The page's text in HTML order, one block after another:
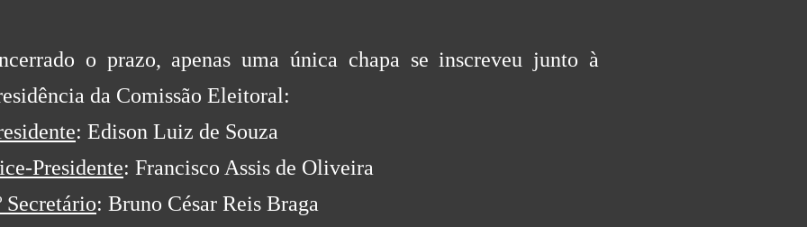
o prazo, apenas uma única chapa se inscreveu junto à
da Comissão Eleitoral:
: Edison Luiz de Souza
Presidente: Francisco Assis de Oliveira
Secretário: Bruno César Reis Braga